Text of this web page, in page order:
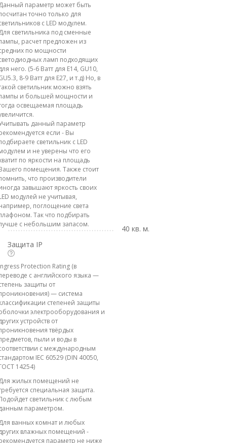
параметр может быть
точно только для
с LED модулем.
светильника под сменные
расчет предложен из
по мощности
ламп подходящих
него. (5-6 Ватт для E14, GU10,
8-9 Ватт для E27, и т.д) Но, в
светильник можно взять
и большей мощности и
освещаемая площадь
данный параметр
если - Вы
светильник с LED
и не уверены что его
по яркости на площадь
помещения. Также стоит
что производители
завышают яркость своих
модулей не учитывая,
поглощение света
Так что подбирать
с небольшим запасом.
40 кв. м.
Защита IP
Protection Rating (в
с английского языка —
защиты от
— система
степеней защиты
электрооборудования и
устройств от
твёрдых
пыли и воды в
с международным
IEC 60529 (DIN 40050,
14254)
жилых помещений не
специальная защита.
светильник с любым
параметром.
ванных комнат и любых
влажных помещений -
параметр не ниже